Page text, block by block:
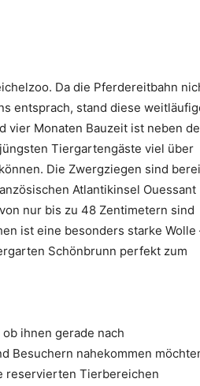
Da die Pferdereitbahn
entsprach, stand diese
vier Monaten Bauzeit ist neben
Tiergartengäste viel über
Die Zwergziegen sind
Atlantikinsel Ouessant
nur bis zu 48 Zentimetern sind
ist eine besonders starke Wolle
Schönbrunn perfekt zum
ihnen gerade nach
Besuchern nahekommen
reservierten Tierbereichen